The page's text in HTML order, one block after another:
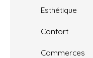
Esthétique
Confort
Commerces